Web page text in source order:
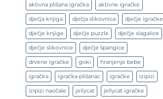
aktivna plišana igračka aktivne igračke
dječja knjiga dječja slikovnica dječje igračke
dječje knjige dječje puzzle dječje slagalice
dječje slikovnice dječje špangice
drvene igračke goki hranjenje bebe
igračka igračka plišanac igračke izipizi
izipizi naočale jellycat jellycat igračke